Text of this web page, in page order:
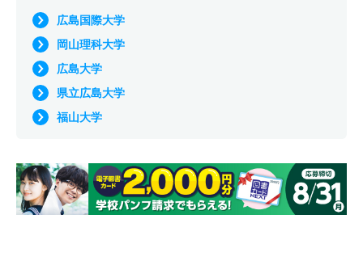
広島国際大学
岡山理科大学
広島大学
県立広島大学
福山大学